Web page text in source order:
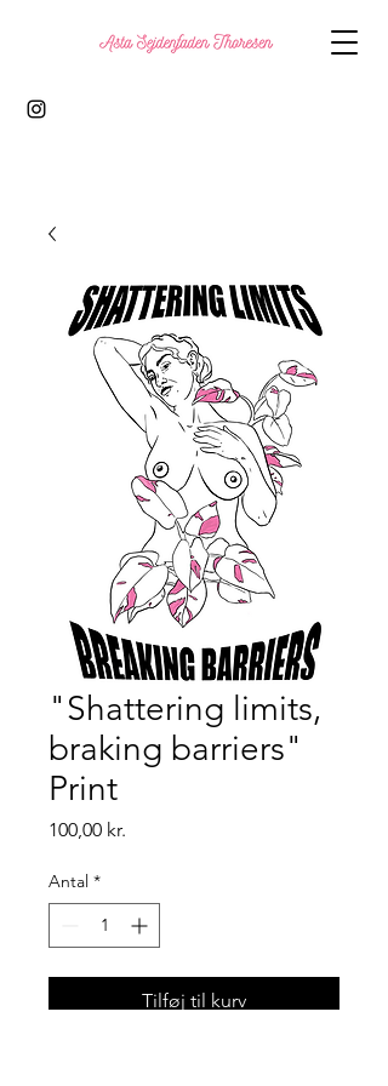
"Shattering limits,
braking barriers"
Print
100,00 kr.
Antal *
Tilføj til kurv